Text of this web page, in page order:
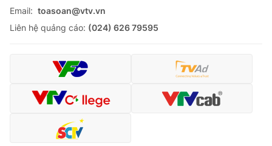
Email: toasoan@vtv.vn
Liên hệ quảng cáo: (024) 626 79595